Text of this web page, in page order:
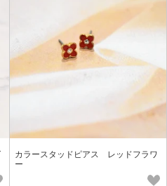
カラースタッドピアス レッドフラワ
ー